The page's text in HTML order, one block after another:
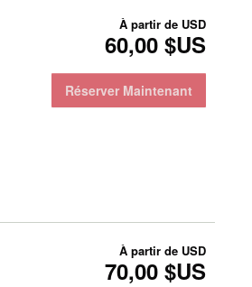
À partir de USD
60,00 $US
Réserver Maintenant
À partir de USD
70,00 $US